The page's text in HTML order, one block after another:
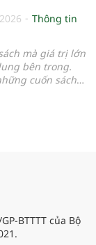
Y tế quốc gia...
Thông tin
mà giá trị lớn
bên trong.
cuốn sách
lý mà cả
BTTTT của Bộ